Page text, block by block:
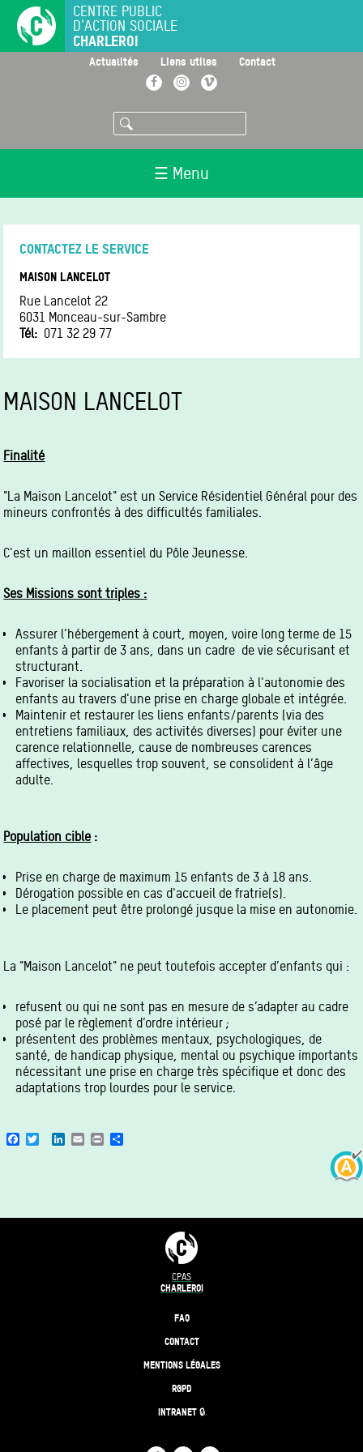
principal
CENTRE PUBLIC
D'ACTION SOCIALE
CHARLEROI
Actualités Liens utiles Contact
FacebookInstagramVimeo
Rechercher
☰ Menu
CONTACTEZ LE SERVICE
MAISON LANCELOT
Rue Lancelot 22
6031 Monceau-sur-Sambre
Tél
071 32 29 77
MAISON LANCELOT
Finalité
"La Maison Lancelot" est un Service Résidentiel Général pour des
mineurs confrontés à des difficultés familiales.
C'est un maillon essentiel du Pôle Jeunesse.
Ses Missions sont triples :
Assurer l’hébergement à court, moyen, voire long terme de 15
enfants à partir de 3 ans, dans un cadre de vie sécurisant et
structurant.
Favoriser la socialisation et la préparation à l'autonomie des
enfants au travers d'une prise en charge globale et intégrée.
Maintenir et restaurer les liens enfants/parents (via des
entretiens familiaux, des activités diverses) pour éviter une
carence relationnelle, cause de nombreuses carences
affectives, lesquelles trop souvent, se consolident à l’âge
adulte.
Population cible :
Prise en charge de maximum 15 enfants de 3 à 18 ans.
Dérogation possible en cas d'accueil de fratrie(s).
Le placement peut être prolongé jusque la mise en autonomie.
La "Maison Lancelot" ne peut toutefois accepter d’enfants qui :
refusent ou qui ne sont pas en mesure de s’adapter au cadre
posé par le règlement d’ordre intérieur ;
présentent des problèmes mentaux, psychologiques, de
santé, de handicap physique, mental ou psychique importants
nécessitant une prise en charge très spécifique et donc des
adaptations trop lourdes pour le service.
Facebook
TwitterLinkedIn
EmailPrint
CPAS
CHARLEROI
FAQ
CONTACT
MENTIONS LÉGALES
RGPD
INTRANET 🔒